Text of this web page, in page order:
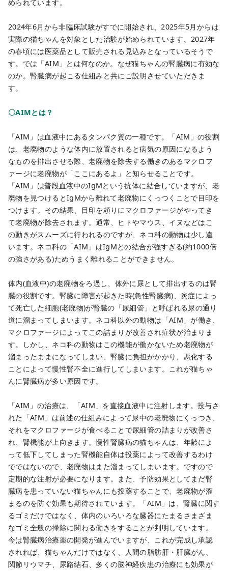
められています。
2024年6月から非臨床試験がすでに開始され、2025年5月からは
実際の猫ちゃんを対象とした治験が始められています。2027年
の春頃には医薬品として販売される見込みとなっているそうで
す。 では「AIM」とは何なのか。なぜ猫ちゃんの腎臓病に有効な
のか。腎臓病が起こる仕組みと共にご説明させていただきま
す。
〇AIMとは？
「AIM」は血液中にあるタンパク質の一種です。「AIM」の役割
は、老廃物のような体内に放置されると病気の原因になるよう
なものを排出させる際、老廃物を除去する働きのあるマクロフ
ァージに老廃物が「ここにあるよ」と知らせることです。
「AIM」は普段血液中のIgMという抗体に結合していますが、老
廃物を見つけるとIgMから離れて老廃物にくっつくことで目印を
つけます。その結果、目印を頼りにマクロファージがやってき
て老廃物が除去されます。通常、ヒトやマウス、イヌなどはこ
の動きがスムーズに行われるのですが、ネコ科の動物は少し違
います。 ネコ科の「AIM」はIgMとの結合が強すぎる(約1000倍
の強さがある)ためうまく離れることができません。
体内(血液中)の老廃物をろ過し、体外に尿として排出するのは腎
臓の役割です。腎臓に障害が起きた時(急性腎臓病)、炎症によっ
て死亡した細胞(老廃物)が腎臓の「尿細管」と呼ばれる尿の通り
道に溜まってしまいます。ネコ科以外の動物は「AIM」が働き、
マクロファージによってこの詰まりが改善され症状が治まりま
す。しかし、ネコ科の動物はこの機能が働かないため老廃物が
溜まったままになってしまい、腎臓に負担がかかり、悪化する
ことによって慢性腎不全に進行してしまいます。これが猫ちゃ
んに腎臓病が多い原因です。
「AIM」の治療は、「AIM」を直接血液中に注射します。投与さ
れた「AIM」は前述の仕組みによって尿中の老廃物にくっつき、
それをマクロファージが食べることで尿細管の詰まりが改善さ
れ、腎機能が上向きます。慢性腎臓病の猫ちゃんは、年齢によ
って低下してしまった腎機能自体は投薬によって改善するわけ
でではないので、老廃物はまた溜まってしまいます。ですので
定期的な注射が必要になります。また、予防効果としてまだ腎
臓病を患っていない猫ちゃんにも投薬することで、老廃物が溜
まるのを防ぐ効果も期待されています。
「AIM」は、腎臓に関す
るゴミだけではなく、体内のいろいろな臓器にたまるさまざま
なゴミ全般の掃除に関わる働きをすることが判明しています。
今は腎臓病治療薬の開発が進んでいますが、これが完成し承認
されれば、猫ちゃんだけではなく、人間の脂肪肝・肝臓がん、
関節リウマチ、尿路結石、多くの脳神経疾患の治療にも効果が